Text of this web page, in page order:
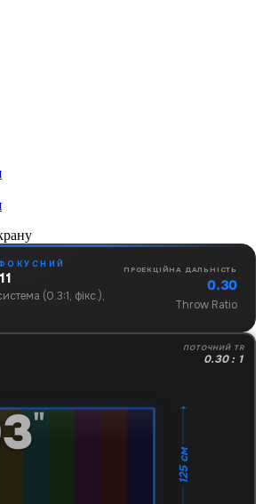
(0.3:1, фікс.),
ПРОЕКЦІЙНА ДАЛЬНІСТЬ
0.30
Throw Ratio
ПОТОЧНИЙ TR
0.30 : 1
"
125 см